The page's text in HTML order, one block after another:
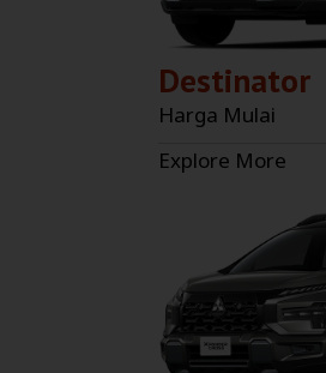
Destinator
Harga Mulai
Explore More